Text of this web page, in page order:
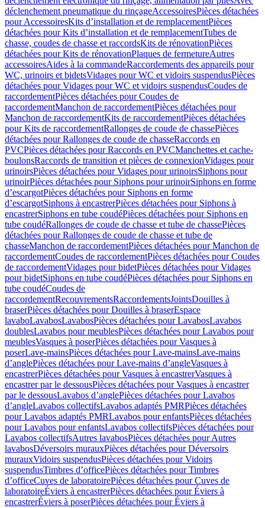
déclenchement pneumatique du rinçageAccessoiresPièces détachées
pour AccessoiresKits d’installation et de remplacementPièces
détachées pour Kits d’installation et de remplacementTubes de
chasse, coudes de chasse et raccordsKits de rénovationPièces
détachées pour Kits de rénovationPlaques de fermetureAutres
accessoiresAides à la commandeRaccordements des appareils pour
WC, urinoirs et bidetsVidages pour WC et vidoirs suspendusPièces
détachées pour Vidages pour WC et vidoirs suspendusCoudes de
raccordementPièces détachées pour Coudes de
raccordementManchon de raccordementPièces détachées pour
Manchon de raccordementKits de raccordementPièces détachées
pour Kits de raccordementRallonges de coude de chassePièces
détachées pour Rallonges de coude de chasseRaccords en
PVCPièces détachées pour Raccords en PVCManchettes et cache-
boulonsRaccords de transition et pièces de connexionVidages pour
urinoirsPièces détachées pour Vidages pour urinoirsSiphons pour
urinoirPièces détachées pour Siphons pour urinoirSiphons en forme
d’escargotPièces détachées pour Siphons en forme
d’escargotSiphons à encastrerPièces détachées pour Siphons à
encastrerSiphons en tube coudéPièces détachées pour Siphons en
tube coudéRallonges de coude de chasse et tube de chassePièces
détachées pour Rallonges de coude de chasse et tube de
chasseManchon de raccordementPièces détachées pour Manchon de
raccordementCoudes de raccordementPièces détachées pour Coudes
de raccordementVidages pour bidetPièces détachées pour Vidages
pour bidetSiphons en tube coudéPièces détachées pour Siphons en
tube coudéCoudes de
raccordementRecouvrementsRaccordementsJointsDouilles à
braserPièces détachées pour Douilles à braserEspace
lavaboLavabosLavabosPièces détachées pour LavabosLavabos
doublesLavabos pour meublesPièces détachées pour Lavabos pour
meublesVasques à poserPièces détachées pour Vasques à
poserLave-mainsPièces détachées pour Lave-mainsLave-mains
d’anglePièces détachées pour Lave-mains d’angleVasques à
encastrerPièces détachées pour Vasques à encastrerVasques à
encastrer par le dessousPièces détachées pour Vasques à encastrer
par le dessousLavabos d’anglePièces détachées pour Lavabos
d’angleLavabos collectifsLavabos adaptés PMRPièces détachées
pour Lavabos adaptés PMRLavabos pour enfantsPièces détachées
pour Lavabos pour enfantsLavabos collectifsPièces détachées pour
Lavabos collectifsAutres lavabosPièces détachées pour Autres
lavabosDéversoirs murauxPièces détachées pour Déversoirs
murauxVidoirs suspendusPièces détachées pour Vidoirs
suspendusTimbres dʼofficePièces détachées pour Timbres
dʼofficeCuves de laboratoirePièces détachées pour Cuves de
laboratoireÉviers à encastrerPièces détachées pour Éviers à
encastrerÉviers à poserPièces détachées pour Éviers à